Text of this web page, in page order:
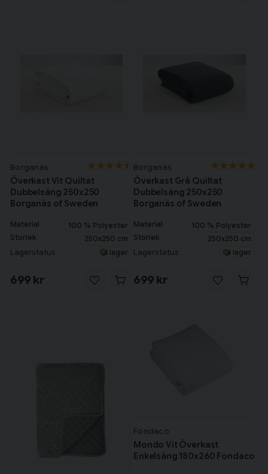
Borganäs
Överkast Vit Quiltat
Dubbelsäng 250x250
Borganäs of Sweden
Material
100 % Polyester
Storlek
250x250 cm
Lagerstatus I lager
699 kr
Borganäs
Överkast Grå Quiltat
Dubbelsäng 250x250
Borganäs of Sweden
Material
100 % Polyester
Storlek
250x250 cm
Lagerstatus I lager
699 kr
Fondaco
Mondo Vit Överkast
Enkelsäng 180x260 Fondaco